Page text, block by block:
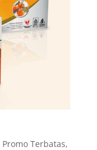
Promo Terbatas,